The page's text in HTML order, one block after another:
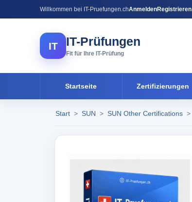
Willkommen bei IT-Pruefungen.chAnmeldenRegistrieren
IT IT-Prüfungen
Fit für Ihre IT-Prüfung
Startseite Zertifizierungen
Start > SUN > SUN Other Certifications >